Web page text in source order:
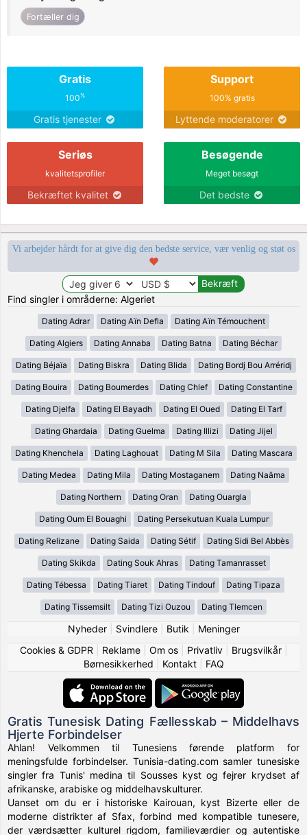
Fortæller dig
Gratis
100%
Gratis tjenester
Support
100% gratis
Lyttende moderatorer
Seriøs
kvalitetsprofiler
Bekræftet kvalitet
Besøgende
Meget besøgt
Det bedste
Vi arbejder hårdt for at give dig den bedste service, vær venlig og støt os
Find singler i områderne: Algeriet
Dating Adrar Dating Aïn Defla Dating Aïn Témouchent
Dating Algiers Dating Annaba Dating Batna Dating Béchar
Dating Béjaïa Dating Biskra Dating Blida Dating Bordj Bou Arréridj
Dating Bouira Dating Boumerdes Dating Chlef Dating Constantine
Dating Djelfa Dating El Bayadh Dating El Oued Dating El Tarf
Dating Ghardaia Dating Guelma Dating Illizi Dating Jijel
Dating Khenchela Dating Laghouat Dating M Sila Dating Mascara
Dating Medea Dating Mila Dating Mostaganem Dating Naâma
Dating Northern Dating Oran Dating Ouargla
Dating Oum El Bouaghi Dating Persekutuan Kuala Lumpur
Dating Relizane Dating Saida Dating Sétif Dating Sidi Bel Abbès
Dating Skikda Dating Souk Ahras Dating Tamanrasset
Dating Tébessa Dating Tiaret Dating Tindouf Dating Tipaza
Dating Tissemsilt Dating Tizi Ouzou Dating Tlemcen
Nyheder| Svindlere| Butik
Meninger
Cookies & GDPR
Reklame| Om os| Privatliv| Brugsvilkår|
Børnesikkerhed
Kontakt| FAQ
Gratis Tunesisk Dating Fællesskab – Middelhavs
Hjerte Forbindelser
Ahlan! Velkommen til Tunesiens førende platform for
meningsfulde forbindelser. Tunisia-dating.com samler tunesiske
singler fra Tunis' medina til Sousses kyst og fejrer krydset af
afrikanske, arabiske og middelhavskulturer.
Uanset om du er i historiske Kairouan, kyst Bizerte eller de
moderne distrikter af Sfax, forbind med kompatible tunesere,
der værdsætter kulturel rigdom, familieværdier og autentiske